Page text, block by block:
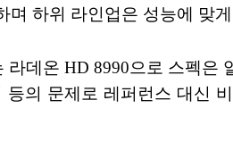
며 하위 라인업은 성능에 맞
라데온 HD 8990으로 스펙은
등의 문제로 레퍼런스 대신